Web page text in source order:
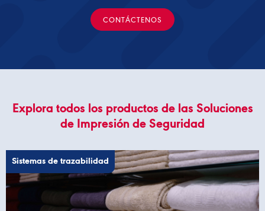
CONTÁCTENOS
Explora todos los productos de las Soluciones
de Impresión de Seguridad
Sistemas de trazabilidad